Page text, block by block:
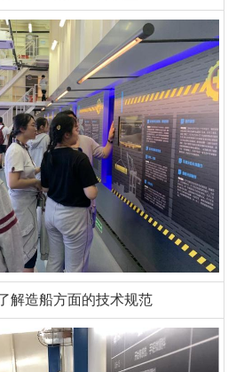
解造船方面的技术规范